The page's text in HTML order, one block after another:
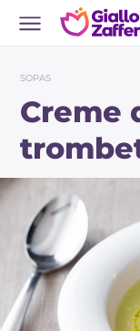
SOPAS
Creme